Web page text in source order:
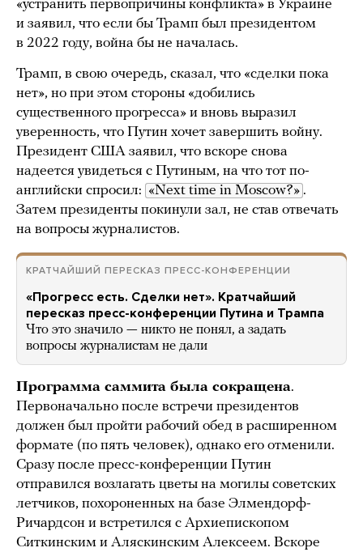
«устранить первопричины конфликта» в Украине
и заявил, что если бы Трамп был президентом
в 2022 году, война бы не началась.
Трамп, в свою очередь, сказал, что «сделки пока
нет», но при этом стороны «добились
существенного прогресса» и вновь выразил
уверенность, что Путин хочет завершить войну.
Президент США заявил, что вскоре снова
надеется увидеться с Путиным, на что тот по-
английски спросил: «Next time in Moscow?» .
Затем президенты покинули зал, не став отвечать
на вопросы журналистов.
КРАТЧАЙШИЙ ПЕРЕСКАЗ ПРЕСС-КОНФЕРЕНЦИИ
«Прогресс есть. Сделки нет». Кратчайший
пересказ пресс-конференции Путина и Трампа
Что это значило — никто не понял, а задать
вопросы журналистам не дали
Программа саммита была сокращена.
Первоначально после встречи президентов
должен был пройти рабочий обед в расширенном
формате (по пять человек), однако его отменили.
Сразу после пресс-конференции Путин
отправился возлагать цветы на могилы советских
летчиков, похороненных на базе Элмендорф-
Ричардсон и встретился с Архиепископом
Ситкинским и Аляскинским Алексеем. Вскоре